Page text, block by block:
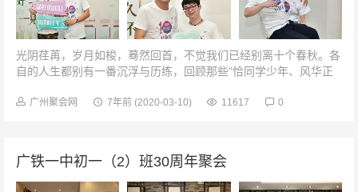
光阴荏苒，岁月如梭，蓦然回首，不觉我们已经别离十个春秋。各
自的人生都别有一番沉浮与历练，回顾那些“恰同学少年、风华正
成一笑,却也止不住一种年...
广州聚会网 7年前 (2020-03-10) 11617 0
广铁一中初一（2）班30周年聚会